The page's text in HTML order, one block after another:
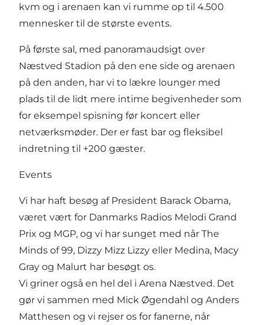
kvm og i arenaen kan vi rumme op til 4.500
mennesker til de største events.
På første sal, med panoramaudsigt over
Næstved Stadion på den ene side og arenaen
på den anden, har vi to lækre lounger med
plads til de lidt mere intime begivenheder som
for eksempel spisning før koncert eller
netværksmøder. Der er fast bar og fleksibel
indretning til +200 gæster.
Events
Vi har haft besøg af President Barack Obama,
været vært for Danmarks Radios Melodi Grand
Prix og MGP, og vi har sunget med når The
Minds of 99, Dizzy Mizz Lizzy eller Medina, Macy
Gray og Malurt har besøgt os.
Vi griner også en hel del i Arena Næstved. Det
gør vi sammen med Mick Øgendahl og Anders
Matthesen og vi rejser os for fanerne, når